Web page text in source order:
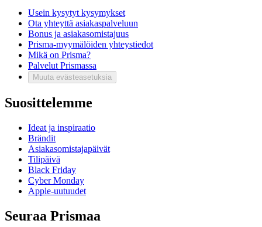
Usein kysytyt kysymykset
Ota yhteyttä asiakaspalveluun
Bonus ja asiakasomistajuus
Prisma-myymälöiden yhteystiedot
Mikä on Prisma?
Palvelut Prismassa
Muuta evästeasetuksia
Suosittelemme
Ideat ja inspiraatio
Brändit
Asiakasomistajapäivät
Tilipäivä
Black Friday
Cyber Monday
Apple-uutuudet
Seuraa Prismaa